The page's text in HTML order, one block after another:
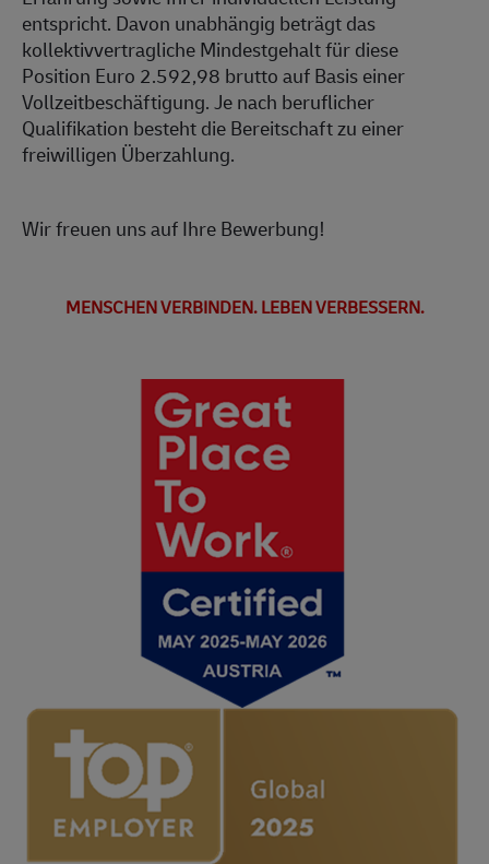
entspricht. Davon unabhängig beträgt das
kollektivvertragliche Mindestgehalt für diese
Position Euro 2.592,98 brutto auf Basis einer
Vollzeitbeschäftigung. Je nach beruflicher
Qualifikation besteht die Bereitschaft zu einer
freiwilligen Überzahlung.
Wir freuen uns auf Ihre Bewerbung!
MENSCHEN VERBINDEN. LEBEN VERBESSERN.